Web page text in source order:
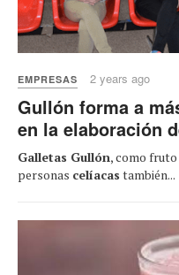
EMPRESAS 2 years ago
Gullón forma a
en la elaboración
Galletas Gullón, como
personas celíacas también...